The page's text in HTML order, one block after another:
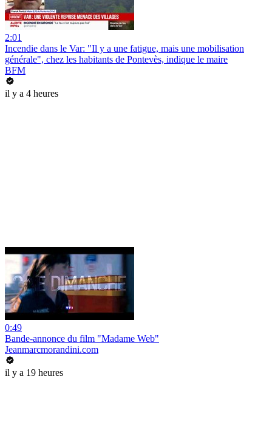
2:01
Incendie dans le Var: "Il y a une fatigue, mais une mobilisation
générale", chez les habitants de Pontevès, indique le maire
BFM
il y a 4 heures
0:49
Bande-annonce du film "Madame Web"
Jeanmarcmorandini.com
il y a 19 heures